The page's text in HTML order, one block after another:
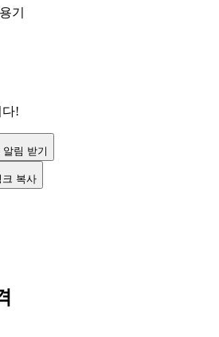
기
!
림 받기
크 복사